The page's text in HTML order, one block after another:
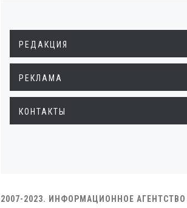
РЕДАКЦИЯ
РЕКЛАМА
КОНТАКТЫ
2007-2023. ИНФОРМАЦИОННОЕ